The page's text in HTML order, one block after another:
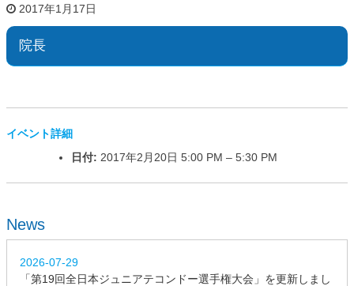
2017年1月17日
院長
イベント詳細
日付: 2017年2月20日 5:00 PM – 5:30 PM
News
2026-07-29
「第19回全日本ジュニアテコンドー選手権大会」を更新しまし